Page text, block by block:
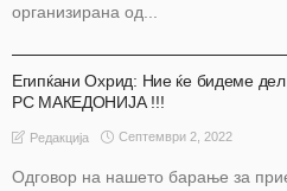
организирана од...
Египќани Охрид: Ние ќе бидеме
РС МАКЕДОНИЈА !!!
Редакција Септември 2, 2022
Одговор на нашето барање за